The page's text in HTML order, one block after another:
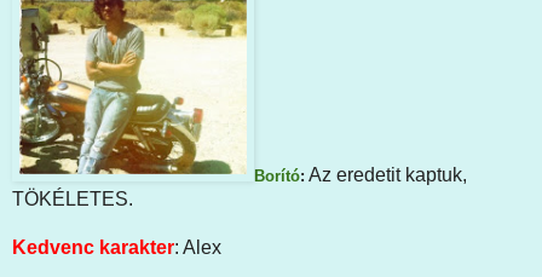
Borító: Az eredetit kaptuk,
TÖKÉLETES.
Kedvenc karakter: Alex